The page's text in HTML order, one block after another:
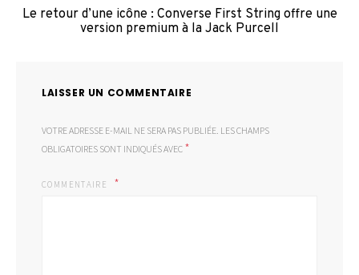
Le retour d’une icône : Converse First String offre une
version premium à la Jack Purcell
LAISSER UN COMMENTAIRE
VOTRE ADRESSE E-MAIL NE SERA PAS PUBLIÉE. LES CHAMPS
OBLIGATOIRES SONT INDIQUÉS AVEC *
COMMENTAIRE